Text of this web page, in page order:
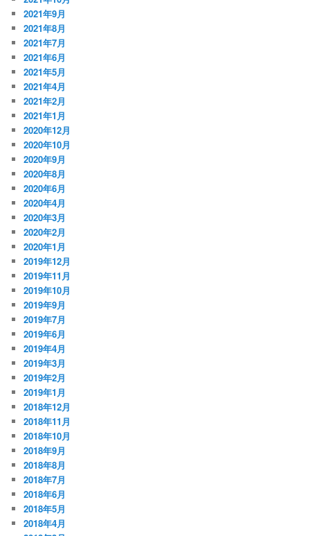
2021年9月
2021年8月
2021年7月
2021年6月
2021年5月
2021年4月
2021年2月
2021年1月
2020年12月
2020年10月
2020年9月
2020年8月
2020年6月
2020年4月
2020年3月
2020年2月
2020年1月
2019年12月
2019年11月
2019年10月
2019年9月
2019年7月
2019年6月
2019年4月
2019年3月
2019年2月
2019年1月
2018年12月
2018年11月
2018年10月
2018年9月
2018年8月
2018年7月
2018年6月
2018年5月
2018年4月